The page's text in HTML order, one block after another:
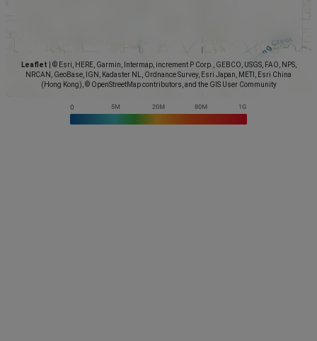
Leaflet
© Esri, HERE, Garmin, Intermap, increment P Corp., GEBCO, USGS, FAO, NPS,
NRCAN, GeoBase, IGN, Kadaster NL, Ordnance Survey, Esri Japan, METI, Esri China
(Hong Kong), © OpenStreetMap contributors, and the GIS User Community